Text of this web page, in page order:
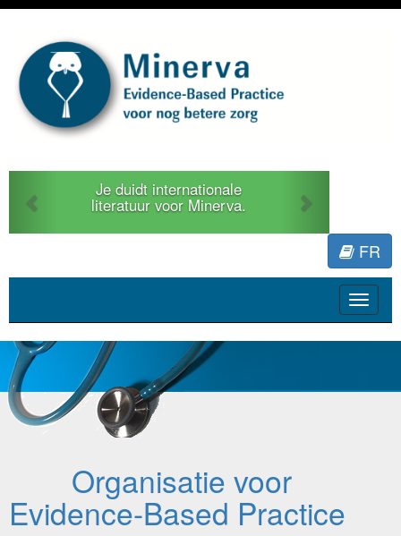
Je duidt internationale
literatuur voor Minerva.
Previous
FR
Toggle
Organisatie voor
Evidence-Based Practice